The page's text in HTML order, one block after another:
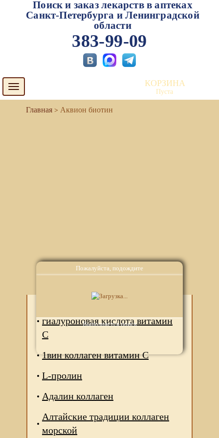
Пожалуйста, подождите
Выполняется поиск
Поиск и заказ лекарств в аптеках
Санкт-Петербурга и Ленинградской
области
383-99-09
Toggle
navigation
КОРЗИНА
Пуста
Аквион биотин
гиалуроновая кислота витамин
C
1вин коллаген витамин C
L-пролин
Адалин коллаген
Алтайские традиции коллаген
морской